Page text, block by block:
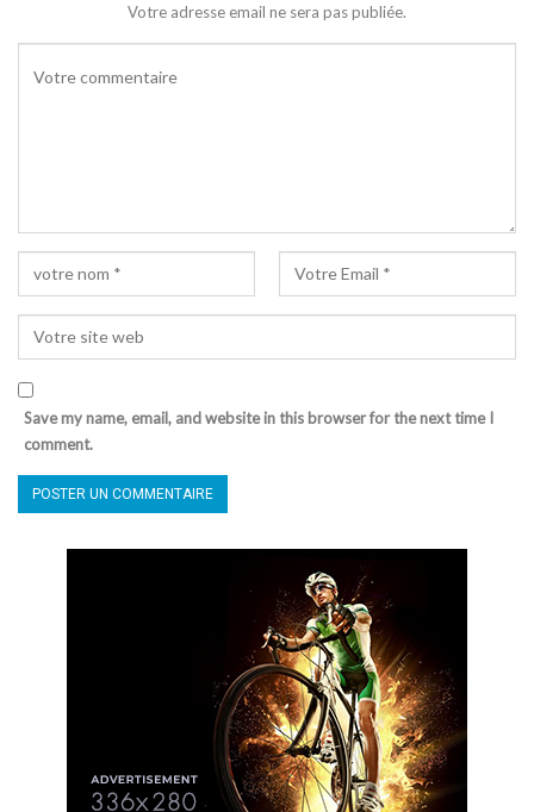
Votre adresse email ne sera pas publiée.
Save my name, email, and website in this browser for the next time I
comment.